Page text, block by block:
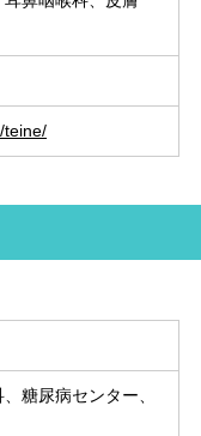
teine/
糖尿病センター、